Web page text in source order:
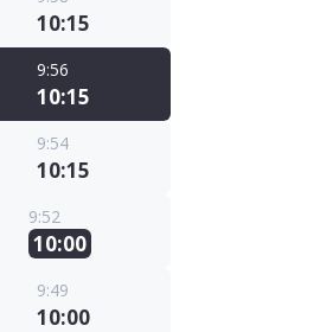
10:15
9:56
10:15
9:54
10:15
9:52
10:00
9:49
10:00